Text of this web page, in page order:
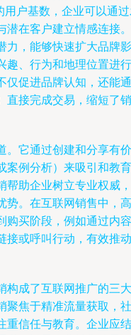
户基数，企业可以通
潜在客户建立情感连接。
力，能够快速扩大品牌影
趣、行为和地理位置进行
仅促进品牌认知，还能通
直接完成交易，缩短了销
。它通过创建和分享有价
案例分析）来吸引和教育
帮助企业树立专业权威，
势。在互联网销售中，高
购买阶段，例如通过内容
接或呼叫行动，有效推动
构成了互联网推广的三大
聚焦于精准流量获取，社
重信任与教育。企业应结